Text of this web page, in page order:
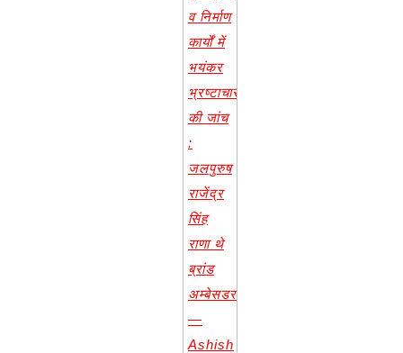
व निर्माण
कार्यों में
भयंकर
भ्रष्टाचार
की जांच
:
जलपुरुष
राजेंद्र
सिंह
राणा थे
ब्रांड
अम्बेसडर
—
Ashish